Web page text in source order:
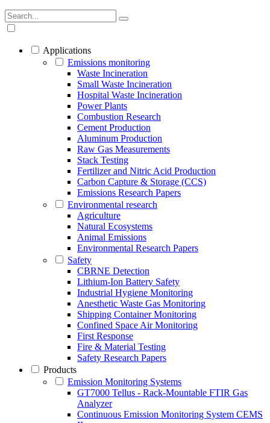
Applications
Emissions monitoring
Waste Incineration
Small Waste Incineration
Hospital Waste Incineration
Power Plants
Combustion Research
Cement Production
Aluminum Production
Raw Gas Measurements
Stack Testing
Fertilizer and Nitric Acid Production
Carbon Capture & Storage (CCS)
Emissions Research Papers
Environmental research
Agriculture
Natural Ecosystems
Animal Emissions
Environmental Research Papers
Safety
CBRNE Detection
Lithium-Ion Battery Safety
Industrial Hygiene Monitoring
Anesthetic Waste Gas Monitoring
Shipping Container Monitoring
Confined Space Air Monitoring
First Response
Fire & Material Testing
Safety Research Papers
Products
Emission Monitoring Systems
GT7000 Tellus - Rack-Mountable FTIR Gas
Analyzer
Continuous Emission Monitoring System CEMS